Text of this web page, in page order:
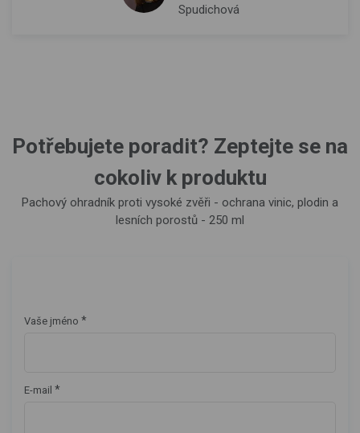
Spudichová
Potřebujete poradit? Zeptejte se na
cokoliv k produktu
Pachový ohradník proti vysoké zvěři - ochrana vinic, plodin a
lesních porostů - 250 ml
Vaše jméno *
E-mail *